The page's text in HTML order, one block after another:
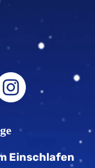
Einschlafen